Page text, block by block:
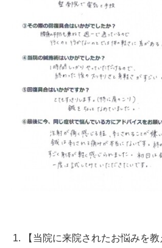
【当院に来院されたお悩みを教